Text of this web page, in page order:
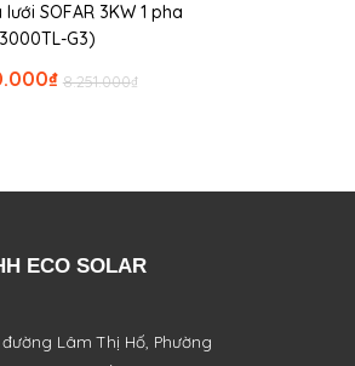
SOFAR 3KW 1 pha
G3)
₫
8.251.000
₫
ECO SOLAR
Lâm Thị Hố, Phường